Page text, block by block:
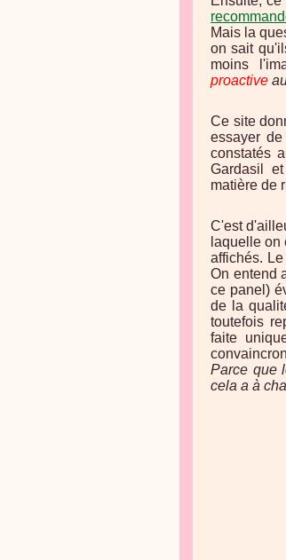
Mais la
on sait
moins
proactive
Ce site
essayer
constatés
Gardasil
matière de
C'est
laquelle
affichés.
On entend
ce panel)
de la
toutefois
faite
Parce que
cela a à